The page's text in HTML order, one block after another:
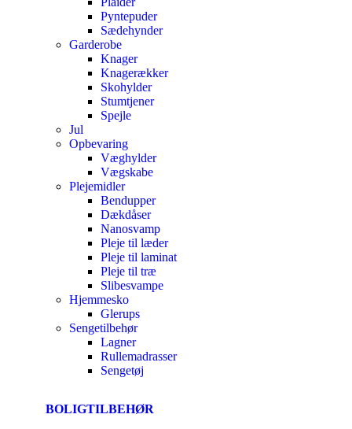
Pyntepuder
Sædehynder
Garderobe
Knager
Knagerækker
Skohylder
Stumtjener
Spejle
Jul
Opbevaring
Væghylder
Vægskabe
Plejemidler
Bendupper
Dækdåser
Nanosvamp
Pleje til læder
Pleje til laminat
Pleje til træ
Slibesvampe
Hjemmesko
Glerups
Sengetilbehør
Lagner
Rullemadrasser
Sengetøj
BOLIGTILBEHØR